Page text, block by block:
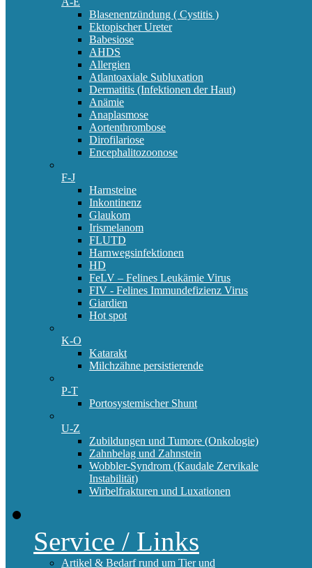
Blasenentzündung ( Cystitis )
Ektopischer Ureter
Babesiose
AHDS
Allergien
Atlantoaxiale Subluxation
Dermatitis (Infektionen der Haut)
Anämie
Anaplasmose
Aortenthrombose
Dirofilariose
Encephalitozoonose
F-J
Harnsteine
Inkontinenz
Glaukom
Irismelanom
FLUTD
Harnwegsinfektionen
HD
FeLV – Felines Leukämie Virus
FIV - Felines Immundefizienz Virus
Giardien
Hot spot
K-O
Katarakt
Milchzähne persistierende
P-T
Portosystemischer Shunt
U-Z
Zubildungen und Tumore (Onkologie)
Zahnbelag und Zahnstein
Wobbler-Syndrom (Kaudale Zervikale
Instabilität)
Wirbelfrakturen und Luxationen
Service / Links
Artikel & Bedarf rund um Tier und